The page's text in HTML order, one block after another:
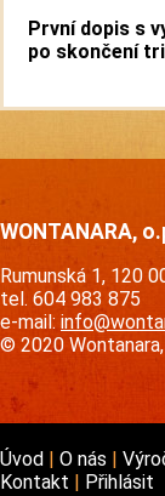
První dopis s
po skončení
WONTANARA,
Rumunská 1, 120
tel. 604 983 875
e-mail:
© 2020 Wontanara,
Úvod O nás
Kontakt
Přihlásit